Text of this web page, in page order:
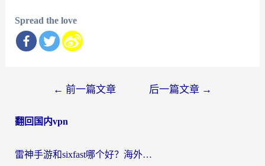
Spread the love
导
← 前一篇文章 后一篇文章 →
翻回国内vpn
雷神手游和sixfast哪个好？海外党亲测3款回国加速器，教你选对不踩坑